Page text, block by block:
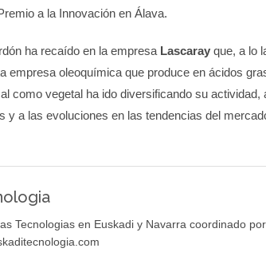
a la Innovación en Álava.
ha recaído en la empresa Lascarayque, a lo
empresa oleoquímica que produce en ácidos
como vegetal ha ido diversificando su actividad,
y a las evoluciones en las tendencias del
Tecnologias en Euskadi y Navarra coordinado